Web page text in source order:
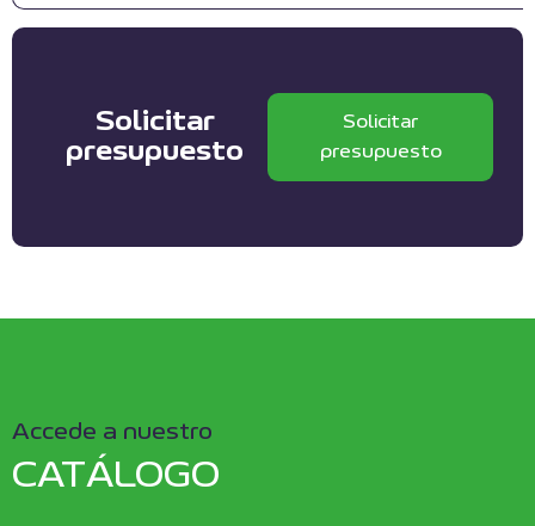
Solicitar
presupuesto
Solicitar
presupuesto
Accede a nuestro
CATÁLOGO